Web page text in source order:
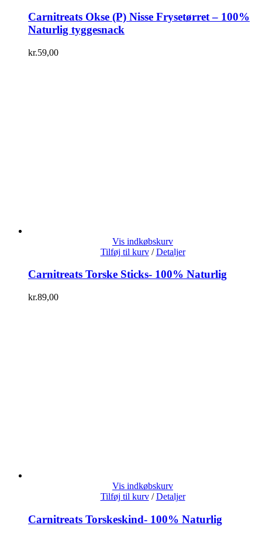
Carnitreats Okse (P) Nisse Frysetørret – 100%
Naturlig tyggesnack
kr.59,00
Vis indkøbskurv
Tilføj til kurv / Detaljer
Carnitreats Torske Sticks- 100% Naturlig
kr.89,00
Vis indkøbskurv
Tilføj til kurv / Detaljer
Carnitreats Torskeskind- 100% Naturlig